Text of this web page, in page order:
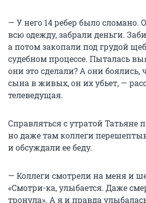
— У него 14 ребер было сломано.
всю одежду, забрали деньги.
а потом закопали под грудой
судебном процессе. Пыталась
они это сделали? А они боялись,
сына в живых, он их убьет, —
телеведущая.
Справляться с утратой Татьяне
но даже там коллеги
и обсуждали ее беду.
— Коллеги смотрели на меня и
«Смотри-ка, улыбается. Даже
тронула». А я и правда